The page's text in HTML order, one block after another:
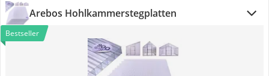
Arebos Hohlkammerstegplatten
Bestseller